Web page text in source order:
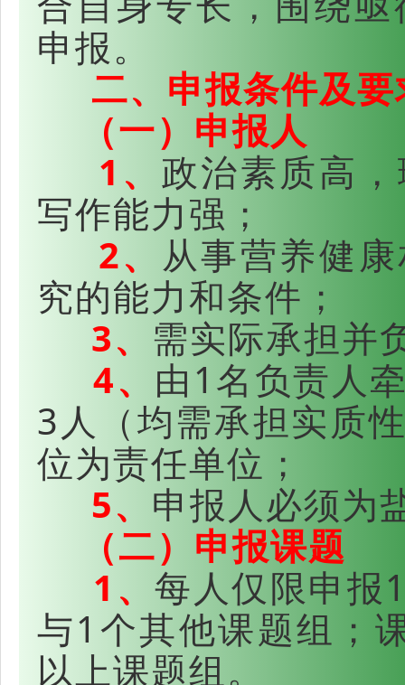
申报。
二、申报条件及要
（一）申报人
1、 政治素质高
写作能力强；
2、 从事营养健
究的能力和条件；
3、 需实际承担并
4、 由1名负责人
3人（均需承担实质
位为责任单位；
5、 申报人必须为
（二）申报课题
1、每人仅限申报
与1个其他课题组；
以上课题组。